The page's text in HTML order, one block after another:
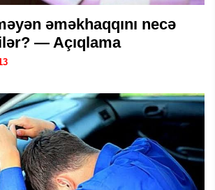
əməkhaqqını necə
— Açıqlama